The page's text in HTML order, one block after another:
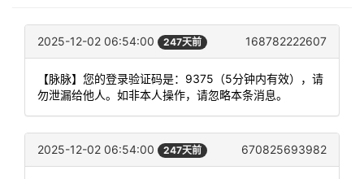
2025-12-02 06:54:00 247天前 168782222607
【脉脉】您的登录验证码是：9375（5分钟内有效），请
勿泄漏给他人。如非本人操作，请忽略本条消息。
2025-12-02 06:54:00 247天前 670825693982